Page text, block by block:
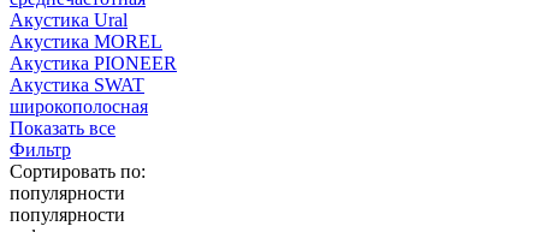
Акустика Ural
Акустика MOREL
Акустика PIONEER
Акустика SWAT
широкополосная
Показать все
Фильтр
Сортировать по:
популярности
популярности